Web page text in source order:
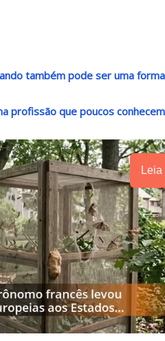
também pode ser uma
profissão que poucos